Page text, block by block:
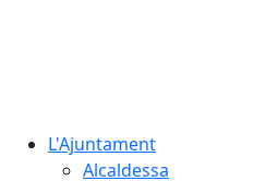
L'Ajuntament
Alcaldessa